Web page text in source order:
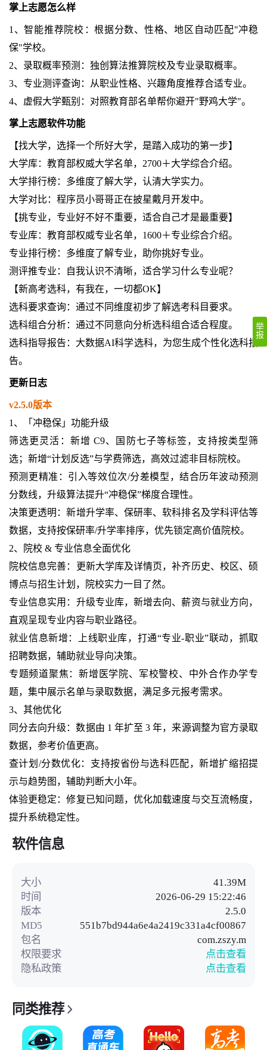
掌上志愿怎么样
1、智能推荐院校‌：根据分数、性格、地区自动匹配"冲稳
保"学校。
‌2、录取概率预测‌：独创算法推算院校及专业录取概率。
‌3、专业测评查询‌：从职业性格、兴趣角度推荐合适专业。
4、‌虚假大学甄别‌：对照教育部名单帮你避开"野鸡大学"。‌‌‌
掌上志愿软件功能
【找大学，选择一个所好大学，是踏入成功的第一步】
大学库：教育部权威大学名单，2700＋大学综合介绍。
大学排行榜：多维度了解大学，认清大学实力。
大学对比：程序员小哥哥正在披星戴月开发中。
【挑专业，专业好不好不重要，适合自己才是最重要】
专业库：教育部权威专业名单，1600＋专业综合介绍。
专业排行榜：多维度了解专业，助你挑好专业。
测评推专业：自我认识不清晰，适合学习什么专业呢？
【新高考选科，有我在，一切都OK】
选科要求查询：通过不同维度初步了解选考科目要求。
选科组合分析：通过不同意向分析选科组合适合程度。
选科指导报告：大数据AI科学选科，为您生成个性化选科报
告。
更新日志
v2.5.0版本
1、「冲稳保」功能升级
筛选更灵活：新增 C9、国防七子等标签，支持按类型筛
选；新增“计划反选”与学费筛选，高效过滤非目标院校。
预测更精准：引入等效位次/分差模型，结合历年波动预测
分数线，升级算法提升“冲稳保”梯度合理性。
决策更透明：新增升学率、保研率、软科排名及学科评估等
数据，支持按保研率/升学率排序，优先锁定高价值院校。
2、院校 & 专业信息全面优化
院校信息完善：更新大学库及详情页，补齐历史、校区、硕
博点与招生计划，院校实力一目了然。
专业信息实用：升级专业库，新增去向、薪资与就业方向，
直观呈现专业内容与职业路径。
就业信息新增：上线职业库，打通“专业-职业”联动，抓取
招聘数据，辅助就业导向决策。
专题频道聚焦：新增医学院、军校警校、中外合作办学专
题，集中展示名单与录取数据，满足多元报考需求。
3、其他优化
同分去向升级：数据由 1 年扩至 3 年，来源调整为官方录取
数据，参考价值更高。
查计划/分数优化：支持按省份与选科匹配，新增扩缩招提
示与趋势图，辅助判断大小年。
体验更稳定：修复已知问题，优化加载速度与交互流畅度，
提升系统稳定性。
软件信息
大小
41.39M
时间
2026-06-29 15:22:46
版本
2.5.0
MD5
551b7bd944a6e4a2419c331a4cf00867
包名
com.zszy.m
权限要求
点击查看
隐私政策
点击查看
同类推荐
举
报